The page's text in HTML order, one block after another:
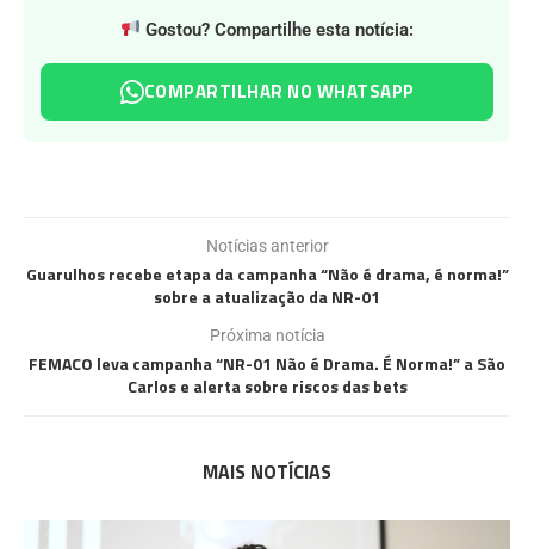
Gostou? Compartilhe esta notícia:
COMPARTILHAR NO WHATSAPP
Notícias anterior
Guarulhos recebe etapa da campanha “Não é drama, é norma!”
sobre a atualização da NR-01
Próxima notícia
FEMACO leva campanha “NR-01 Não é Drama. É Norma!” a São
Carlos e alerta sobre riscos das bets
MAIS NOTÍCIAS